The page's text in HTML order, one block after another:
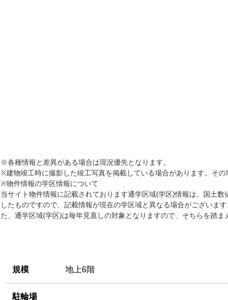
※各種情報と差異がある場合は現況優先となります。
※建物竣工時に撮影した竣工写真を掲載している場合があります。その
※物件情報の学区情報について
当サイト物件情報に記載されております通学区域(学区)情報は、国土
したものですので、記載情報が現在の学区域と異なる場合がございま
た、通学区域(学区)は毎年見直しの対象となりますので、そちらを踏ま
規模 地上6階
駐輪場